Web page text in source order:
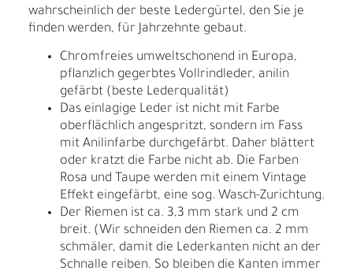
wahrscheinlich der beste Ledergürtel, den Sie je
finden werden, für Jahrzehnte gebaut.
Chromfreies umweltschonend in Europa,
pflanzlich gegerbtes Vollrindleder, anilin
gefärbt (beste Lederqualität)
Das einlagige Leder ist nicht mit Farbe
oberflächlich angespritzt, sondern im Fass
mit Anilinfarbe durchgefärbt. Daher blättert
oder kratzt die Farbe nicht ab. Die Farben
Rosa und Taupe werden mit einem Vintage
Effekt eingefärbt, eine sog. Wasch-Zurichtung.
Der Riemen ist ca. 3,3 mm stark und 2 cm
breit. (Wir schneiden den Riemen ca. 2 mm
schmäler, damit die Lederkanten nicht an der
Schnalle reiben. So bleiben die Kanten immer